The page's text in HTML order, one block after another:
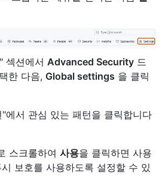
섹션에서 Advanced Security 드
한 다음, Global settings 을 클릭
에서 관심 있는 패턴을 클릭합니다
스크롤하여 사용을 클릭하면 사용
보호를 사용하도록 설정할 수 있